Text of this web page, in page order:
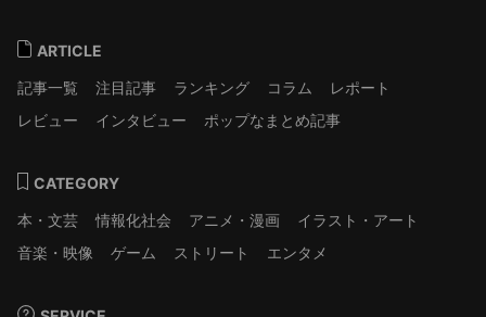
ARTICLE
記事一覧
注目記事 ランキング コラム
レポート
レビュー
インタビュー ポップなまとめ記事
CATEGORY
本・文芸
情報化社会 アニメ・漫画
イラスト・アート
音楽・映像
ゲーム ストリート エンタメ